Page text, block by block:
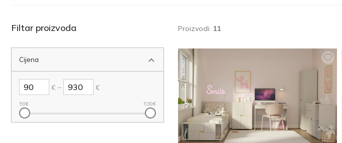
Filtar proizvoda
Cijena
€ – €
90€ 930€
Proizvodi: 11